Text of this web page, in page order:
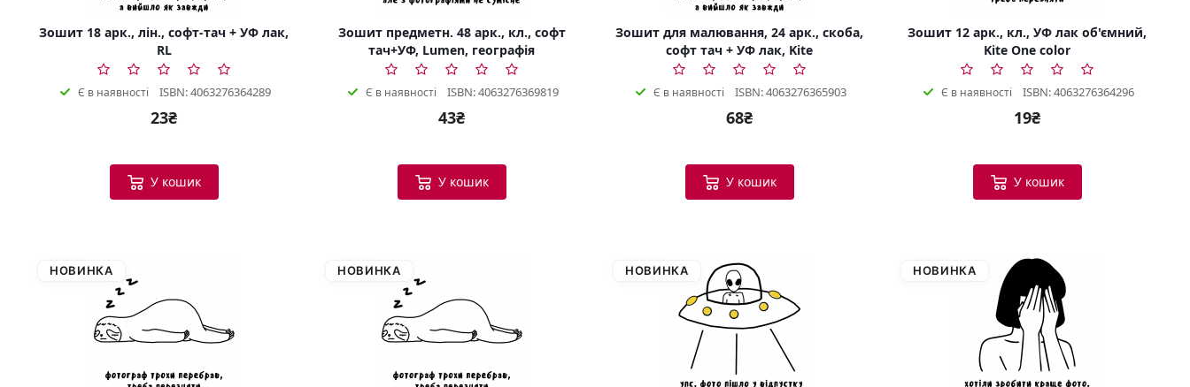
Зошит 18 арк., лін., софт-тач + УФ лак,
RL
Є в наявності ISBN: 4063276364289
23₴
У кошик
Зошит предметн. 48 арк., кл., софт
тач+УФ, Lumen, географія
Є в наявності ISBN: 4063276369819
43₴
У кошик
Зошит для малювання, 24 арк., скоба,
софт тач + УФ лак, Kite
Є в наявності ISBN: 4063276365903
68₴
У кошик
Зошит 12 арк., кл., УФ лак об'ємний,
Kite One color
Є в наявності ISBN: 4063276364296
19₴
У кошик
НОВИНКА НОВИНКА НОВИНКА НОВИНКА